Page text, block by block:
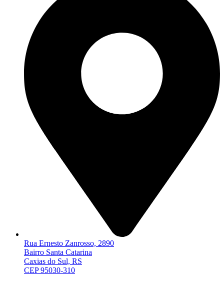
Rua Ernesto Zanrosso, 2890
Bairro Santa Catarina
Caxias do Sul, RS
CEP 95030-310